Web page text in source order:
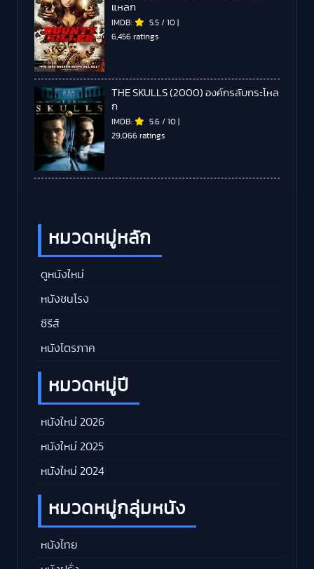
แหลก
IMDB: 5.5 / 10 |
6,456 ratings
THE SKULLS (2000) องค์กรลับกระโหล
ก
IMDB: 5.6 / 10 |
29,066 ratings
หมวดหมู่หลัก
ดูหนังใหม่
หนังชนโรง
ซีรีส์
หนังไตรภาค
หมวดหมู่ปี
หนังใหม่ 2026
หนังใหม่ 2025
หนังใหม่ 2024
หมวดหมู่กลุ่มหนัง
หนังไทย